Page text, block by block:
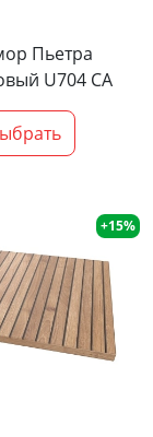
Пьетра
U704 CA
+15%